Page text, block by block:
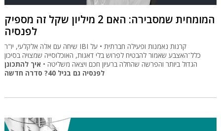
המומחית שמסבירה: האם 2 מיליון שקל זה מספיק
לפנסיה
שיחה עם אלה אלקלעי, יו"ר IBI קרנות נאמנות ופעילה חברתית • על
כלל־האצבע שאמור להבטיח לפרוש בלי דאגות, האוכלוסייה שמצויה בסיכון
הגדול ביותר והפרשה שהחלה ברעיון חכם ויצאה משליטה • איך להתכונן
לפנסיה גם בגיל 40? סדרה חדשה